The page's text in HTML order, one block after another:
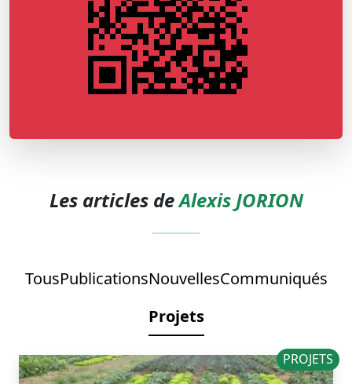
Les articles deAlexis JORION
TousPublicationsNouvellesCommuniqués
Projets
PROJETS